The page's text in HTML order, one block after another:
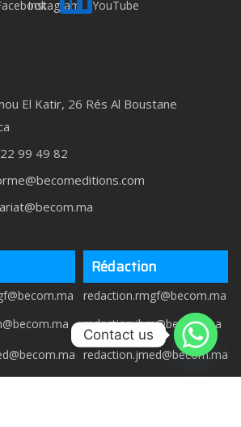
El Katir, 26 Rés Al Boustane
99 49 82
Rédaction
redaction.rmgf@becom.ma
redaction.jbm@becom.ma
redaction.jmed@becom.ma
Contact us